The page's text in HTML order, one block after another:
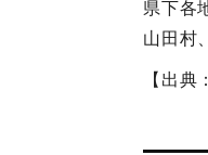
県下各
山田村
【出